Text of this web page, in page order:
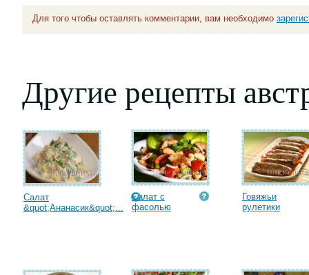
Для того чтобы оставлять комментарии, вам необходимо
Другие рецепты
Салат
&quot;Ананасик&quot;...
Салат с
фасолью
Говяжьи
рулетики